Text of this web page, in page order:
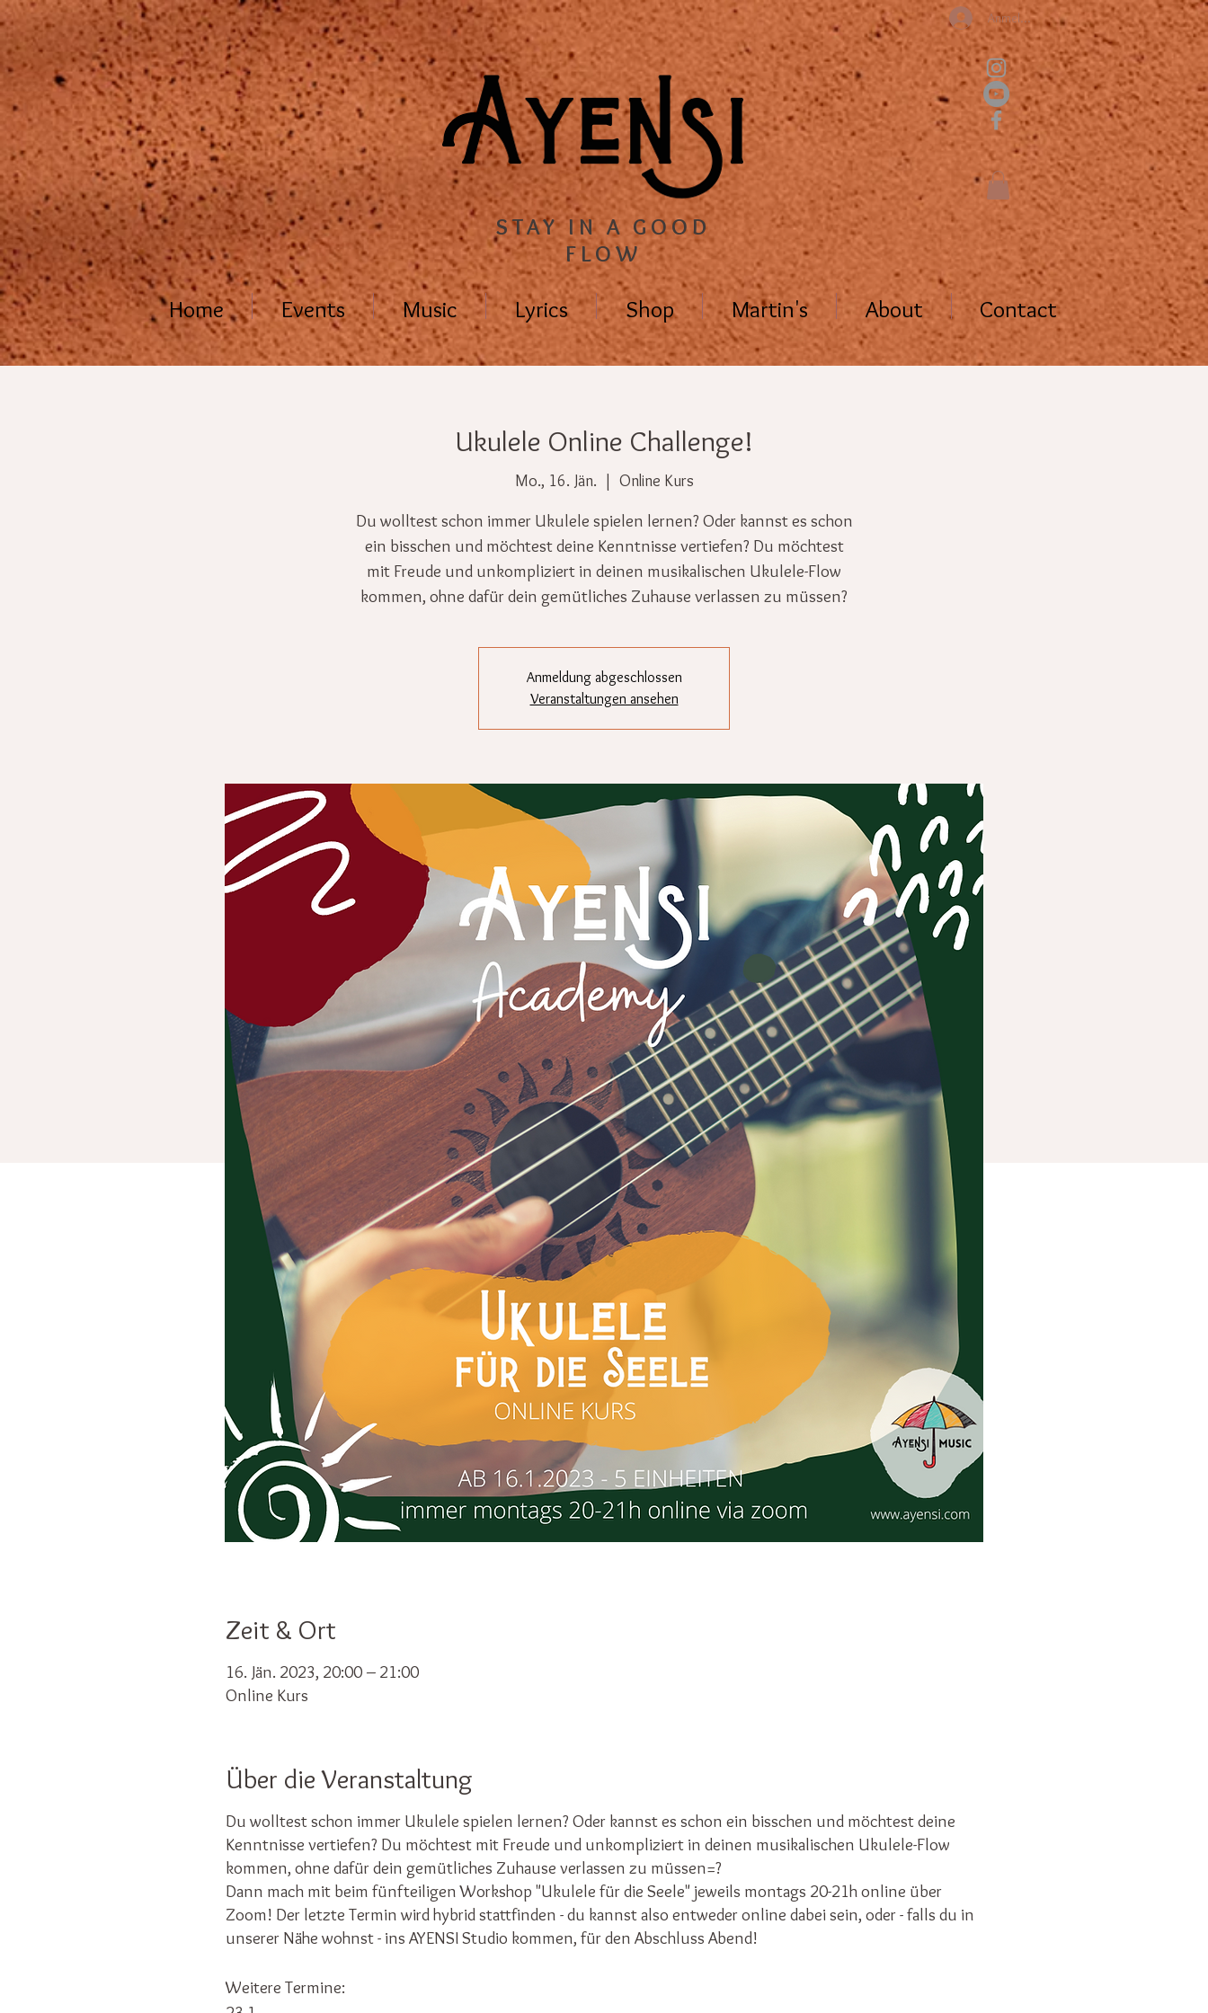
Anmelden
STAY IN A GOOD
FLOW
Home Events Music Lyrics Shop Martin's About Contact
Ukulele Online Challenge!
Mo., 16. Jän. Online Kurs
Du wolltest schon immer Ukulele spielen lernen? Oder kannst es schon
ein bisschen und möchtest deine Kenntnisse vertiefen? Du möchtest
mit Freude und unkompliziert in deinen musikalischen Ukulele-Flow
kommen, ohne dafür dein gemütliches Zuhause verlassen zu müssen?
Anmeldung abgeschlossen
Veranstaltungen ansehen
Zeit & Ort
16. Jän. 2023, 20:00 – 21:00
Online Kurs
Über die Veranstaltung
Du wolltest schon immer Ukulele spielen lernen? Oder kannst es schon ein bisschen und möchtest deine
Kenntnisse vertiefen? Du möchtest mit Freude und unkompliziert in deinen musikalischen Ukulele-Flow
kommen, ohne dafür dein gemütliches Zuhause verlassen zu müssen=?
Dann mach mit beim fünfteiligen Workshop "Ukulele für die Seele" jeweils montags 20-21h online über
Zoom! Der letzte Termin wird hybrid stattfinden - du kannst also entweder online dabei sein, oder - falls du in
unserer Nähe wohnst - ins AYENSI Studio kommen, für den Abschluss Abend!
Weitere Termine: